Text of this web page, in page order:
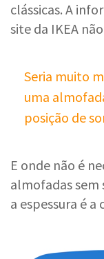
clássicas. A
site da IKEA
Seria muito
uma
posição de
E onde não é
almofadas
a espessura é a